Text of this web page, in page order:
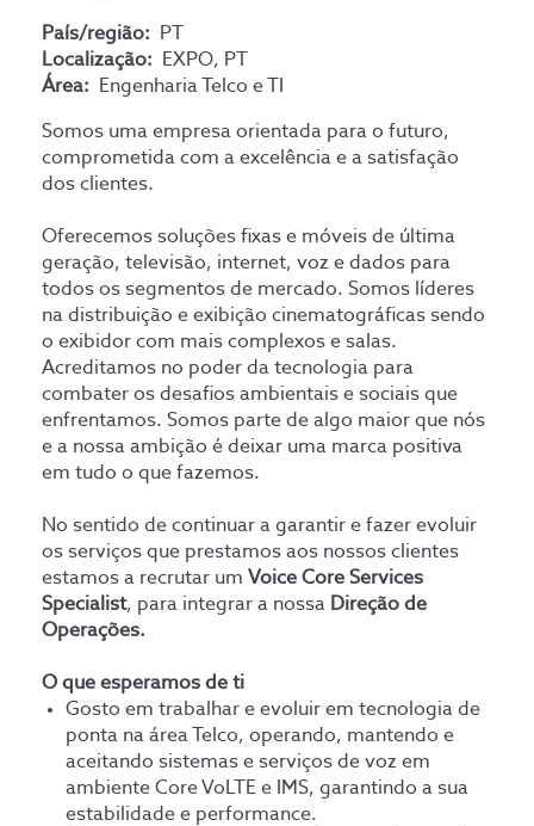
País/região:
PT
Localização:
EXPO, PT
Área:
Engenharia Telco e TI
Somos uma empresa orientada para o futuro,
comprometida com a excelência e a satisfação
dos clientes.
Oferecemos soluções fixas e móveis de última
geração, televisão, internet, voz e dados para
todos os segmentos de mercado. Somos líderes
na distribuição e exibição cinematográficas sendo
o exibidor com mais complexos e salas.
Acreditamos no poder da tecnologia para
combater os desafios ambientais e sociais que
enfrentamos. Somos parte de algo maior que nós
e a nossa ambição é deixar uma marca positiva
em tudo o que fazemos.
No sentido de continuar a garantir e fazer evoluir
os serviços que prestamos aos nossos clientes
estamos a recrutar um Voice Core Services
Specialist, para integrar a nossa Direção de
Operações.
O que esperamos de ti
Gosto em trabalhar e evoluir em tecnologia de
ponta na área Telco, operando, mantendo e
aceitando sistemas e serviços de voz em
ambiente Core VoLTE e IMS, garantindo a sua
estabilidade e performance.